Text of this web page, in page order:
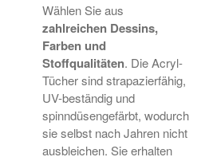
Wählen Sie aus
zahlreichen Dessins,
Farben und
Stoffqualitäten. Die Acryl-
Tücher sind strapazierfähig,
UV-beständig und
spinndüsengefärbt, wodurch
sie selbst nach Jahren nicht
ausbleichen. Sie erhalten